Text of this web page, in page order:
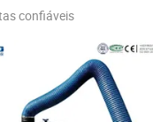
confiáveis